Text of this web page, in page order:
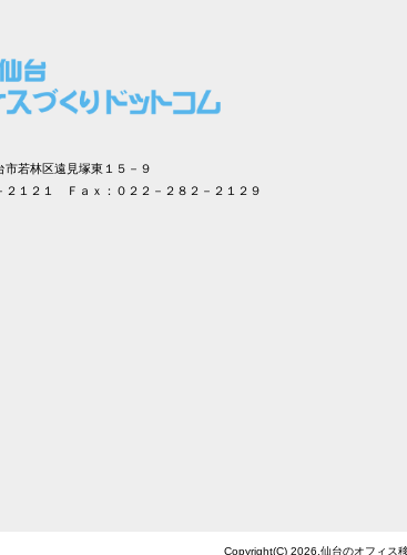
若林区遠見塚東１５－９
２１２１ Ｆａｘ：０２２－２８２－２１２９
Copyright(C) 2026.仙台のオフィス